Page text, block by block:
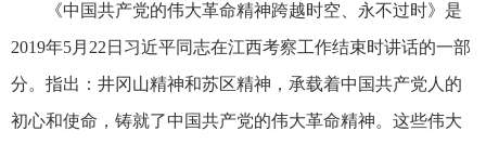
《中国共产党的伟大革命精神跨越时空、永不过时》是
2019年5月22日习近平同志在江西考察工作结束时讲话的一部
分。指出：井冈山精神和苏区精神，承载着中国共产党人的
初心和使命，铸就了中国共产党的伟大革命精神。这些伟大